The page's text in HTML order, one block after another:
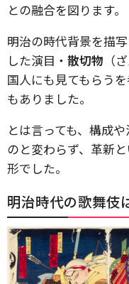
との融合を図ります。
明治の時代背景を描
した演目・ 散切物 （
国人にも見てもらう
もありました。
とは言っても、構成
のと変わらず、革新
形でした。
明治時代の歌舞伎